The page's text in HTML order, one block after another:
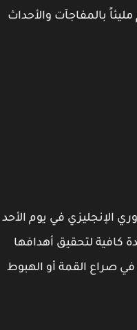
بالمفاجآت والأحداث
في يوم الأحد
مدة كافية لتحقيق أهدافها
صراع القمة أو الهبوط